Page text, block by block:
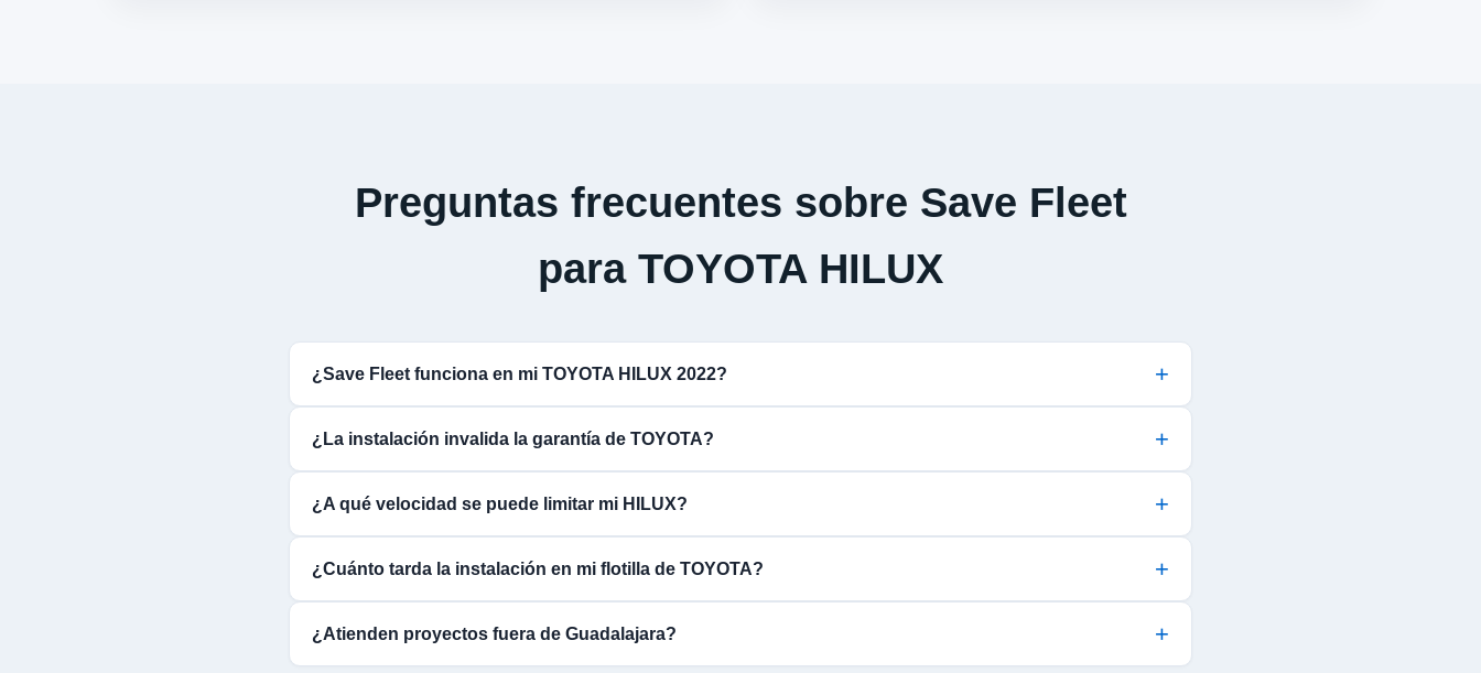
Preguntas frecuentes sobre Save Fleet
para TOYOTA HILUX
¿Save Fleet funciona en mi TOYOTA HILUX 2022?
¿La instalación invalida la garantía de TOYOTA?
¿A qué velocidad se puede limitar mi HILUX?
¿Cuánto tarda la instalación en mi flotilla de TOYOTA?
¿Atienden proyectos fuera de Guadalajara?